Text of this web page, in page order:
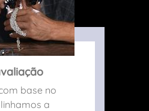
base no
a